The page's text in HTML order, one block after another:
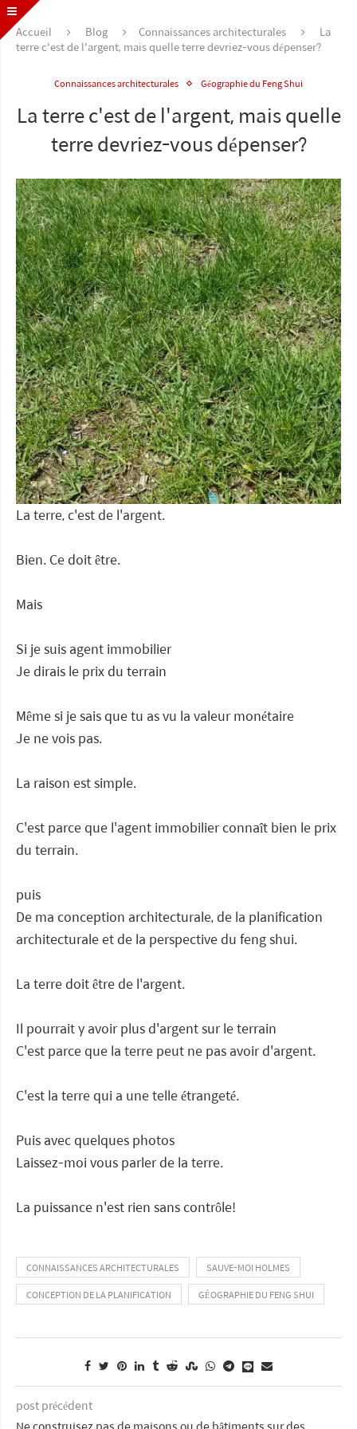
Accueil Blog Connaissances architecturales
La
terre c'est de l'argent, mais quelle terre devriez-vous dépenser?
Connaissances architecturales Géographie du Feng Shui
La terre c'est de l'argent, mais quelle
terre devriez-vous dépenser?
La terre, c'est de l'argent.
Bien. Ce doit être.
Mais
Si je suis agent immobilier
Je dirais le prix du terrain
Même si je sais que tu as vu la valeur monétaire
Je ne vois pas.
La raison est simple.
C'est parce que l'agent immobilier connaît bien le prix
du terrain.
puis
De ma conception architecturale, de la planification
architecturale et de la perspective du feng shui.
La terre doit être de l'argent.
Il pourrait y avoir plus d'argent sur le terrain
C'est parce que la terre peut ne pas avoir d'argent.
C'est la terre qui a une telle étrangeté.
Puis avec quelques photos
Laissez-moi vous parler de la terre.
La puissance n'est rien sans contrôle!
CONNAISSANCES ARCHITECTURALES
SAUVE-MOI HOLMES
CONCEPTION DE LA PLANIFICATION
GÉOGRAPHIE DU FENG SHUI
post précédent